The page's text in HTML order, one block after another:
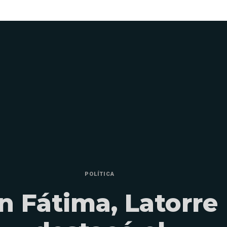
POLÍTICA
Fátima, Latorre